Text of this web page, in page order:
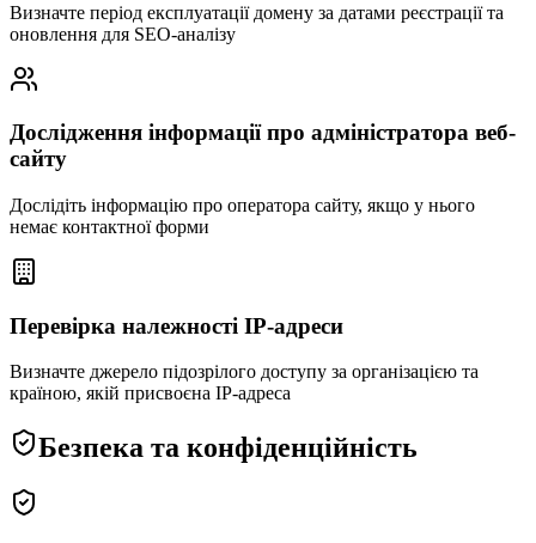
Визначте період експлуатації домену за датами реєстрації та
оновлення для SEO-аналізу
Дослідження інформації про адміністратора веб-
сайту
Дослідіть інформацію про оператора сайту, якщо у нього
немає контактної форми
Перевірка належності IP-адреси
Визначте джерело підозрілого доступу за організацією та
країною, якій присвоєна IP-адреса
Безпека та конфіденційність